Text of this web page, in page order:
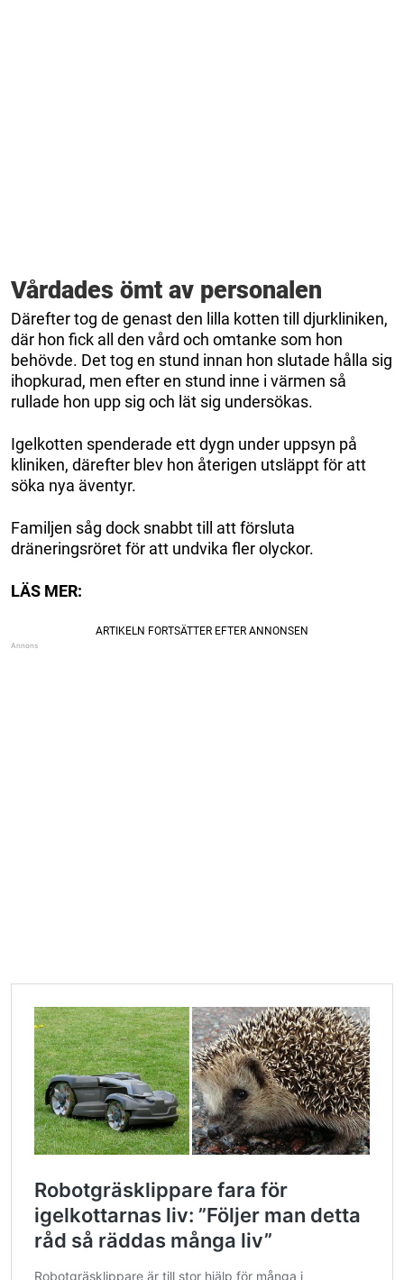
Vårdades ömt av personalen
Därefter tog de genast den lilla kotten till djurkliniken,
där hon fick all den vård och omtanke som hon
behövde. Det tog en stund innan hon slutade hålla sig
ihopkurad, men efter en stund inne i värmen så
rullade hon upp sig och lät sig undersökas.
Igelkotten spenderade ett dygn under uppsyn på
kliniken, därefter blev hon återigen utsläppt för att
söka nya äventyr.
Familjen såg dock snabbt till att försluta
dräneringsröret för att undvika fler olyckor.
LÄS MER: